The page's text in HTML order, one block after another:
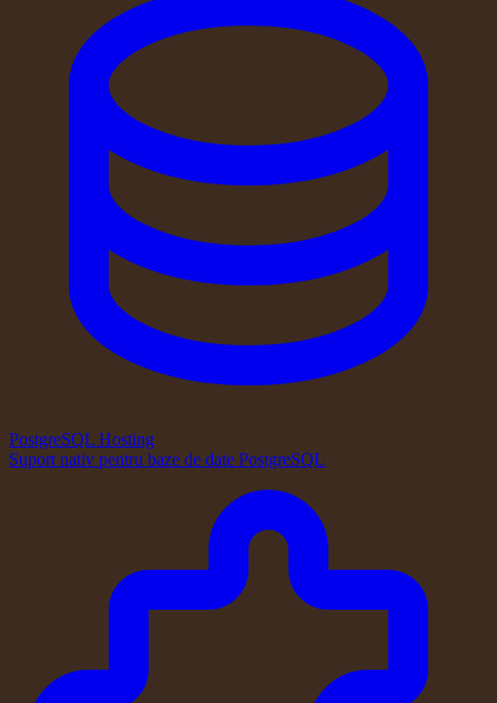
PostgreSQL Hosting
Suport nativ pentru baze de date PostgreSQL